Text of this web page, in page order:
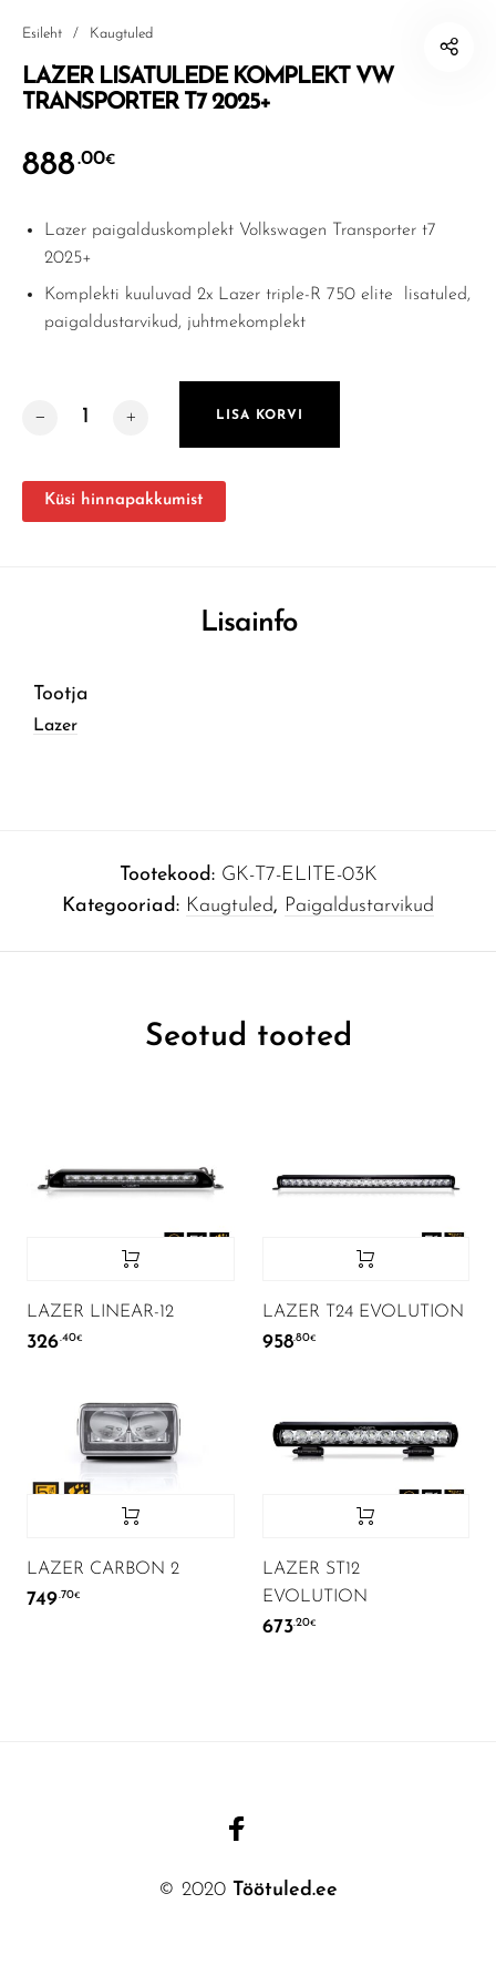
Esileht / Kaugtuled
LAZER LISATULEDE KOMPLEKT VW
TRANSPORTER T7 2025+
888.00€
Lazer paigalduskomplekt Volkswagen Transporter t7
2025+
Komplekti kuuluvad 2x Lazer triple-R 750 elite lisatuled,
paigaldustarvikud, juhtmekomplekt
LAZER LISATULEDE KOMPLEKT VW TRANSPORTER
LISA KORVI
Küsi hinnapakkumist
Lisainfo
Tootja
Lazer
Tootekood: GK-T7-ELITE-03K
Kategooriad: Kaugtuled, Paigaldustarvikud
Seotud tooted
LAZER LINEAR-12
326.40€
LAZER T24 EVOLUTION
958.80€
LAZER CARBON 2
749.70€
LAZER ST12
EVOLUTION
673.20€
© 2020 Töötuled.ee